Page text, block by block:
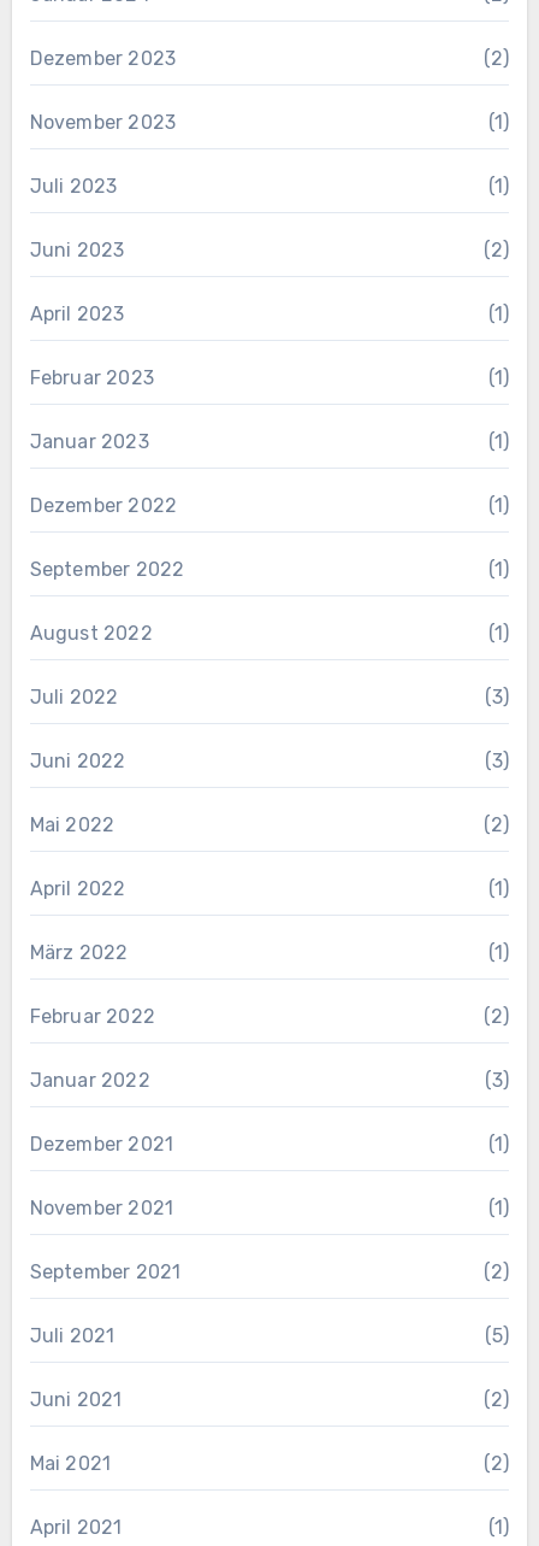
Dezember 2023 (2)
November 2023 (1)
Juli 2023 (1)
Juni 2023 (2)
April 2023 (1)
Februar 2023 (1)
Januar 2023 (1)
Dezember 2022 (1)
September 2022 (1)
August 2022 (1)
Juli 2022 (3)
Juni 2022 (3)
Mai 2022 (2)
April 2022 (1)
März 2022 (1)
Februar 2022 (2)
Januar 2022 (3)
Dezember 2021 (1)
November 2021 (1)
September 2021 (2)
Juli 2021 (5)
Juni 2021 (2)
Mai 2021 (2)
April 2021 (1)